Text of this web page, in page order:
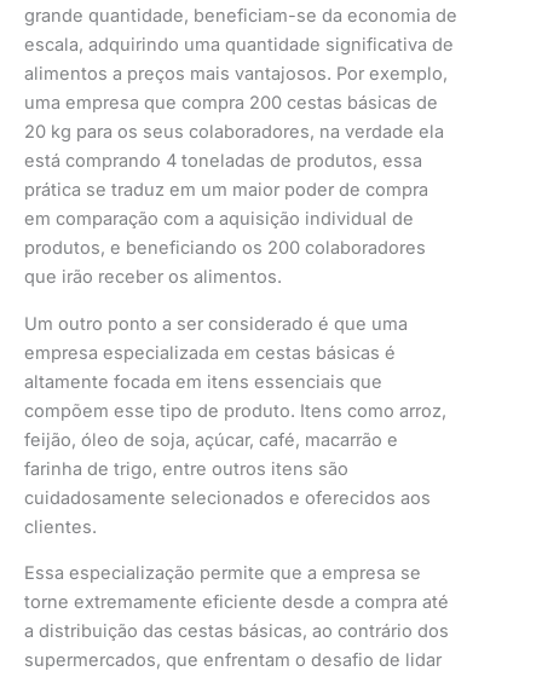
grande quantidade, beneficiam-se da economia de
escala, adquirindo uma quantidade significativa de
alimentos a preços mais vantajosos. Por exemplo,
uma empresa que compra 200 cestas básicas de
20 kg para os seus colaboradores, na verdade ela
está comprando 4 toneladas de produtos, essa
prática se traduz em um maior poder de compra
em comparação com a aquisição individual de
produtos, e beneficiando os 200 colaboradores
que irão receber os alimentos.
Um outro ponto a ser considerado é que uma
empresa especializada em cestas básicas é
altamente focada em itens essenciais que
compõem esse tipo de produto. Itens como arroz,
feijão, óleo de soja, açúcar, café, macarrão e
farinha de trigo, entre outros itens são
cuidadosamente selecionados e oferecidos aos
clientes.
Essa especialização permite que a empresa se
torne extremamente eficiente desde a compra até
a distribuição das cestas básicas, ao contrário dos
supermercados, que enfrentam o desafio de lidar